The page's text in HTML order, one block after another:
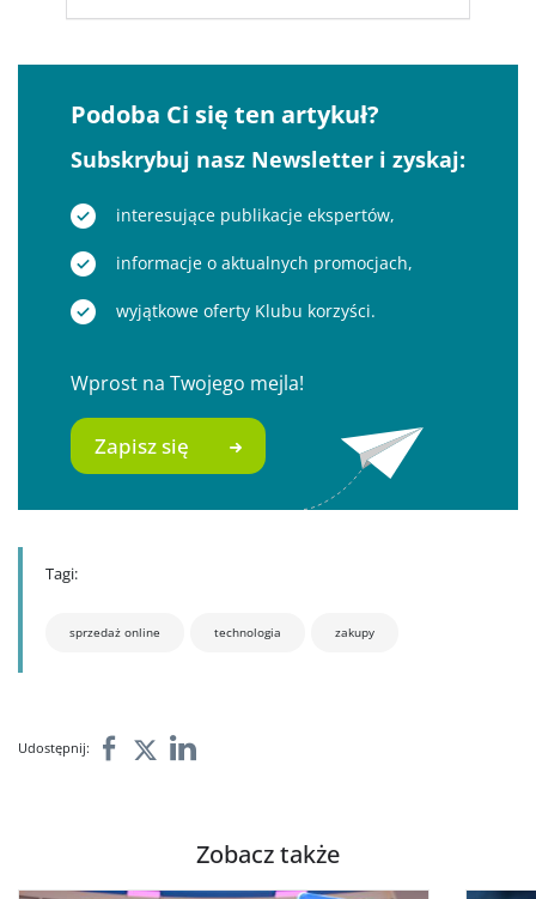
Podoba Ci się ten artykuł?
Subskrybuj nasz Newsletter i zyskaj:
interesujące publikacje ekspertów,
informacje o aktualnych promocjach,
wyjątkowe oferty Klubu korzyści.
Wprost na Twojego mejla!
Zapisz się
Tagi:
sprzedaż online technologia zakupy
Udostępnij:
Zobacz także